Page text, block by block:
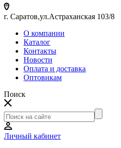
г. Саратов,ул.Астраханская 103/8
О компании
Каталог
Контакты
Новости
Оплата и доставка
Оптовикам
Поиск
Личный кабинет